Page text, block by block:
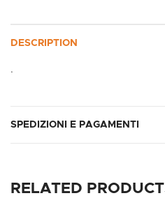
DESCRIPTION
.
SPEDIZIONI E PAGAMENTI
RELATED